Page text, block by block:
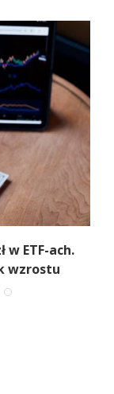
w ETF-ach.
wzrostu